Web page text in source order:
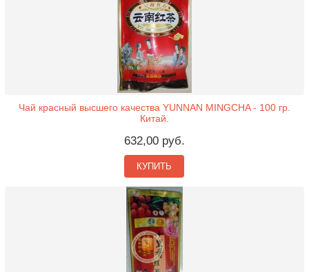
Чай красный высшего качества YUNNAN MINGCHA - 100 гр.
Китай.
632,00 руб.
КУПИТЬ